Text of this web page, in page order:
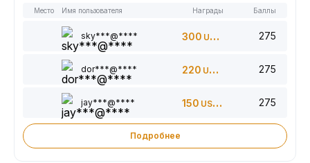
Место Имя пользователя Награды Баллы
sky***@**** 300 USDT 275
dor***@**** 220 USDT 275
jay***@**** 150 USDT 275
Подробнее